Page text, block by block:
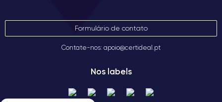
Formulário de contato
Contate-nos: apoio@certideal.pt
Nos labels